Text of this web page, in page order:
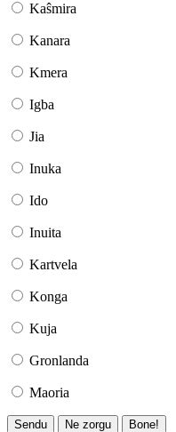
Kaŝmira
Kanara
Kmera
Igba
Jia
Inuka
Ido
Inuita
Kartvela
Konga
Kuja
Gronlanda
Maoria
Sendu Ne zorgu Bone!